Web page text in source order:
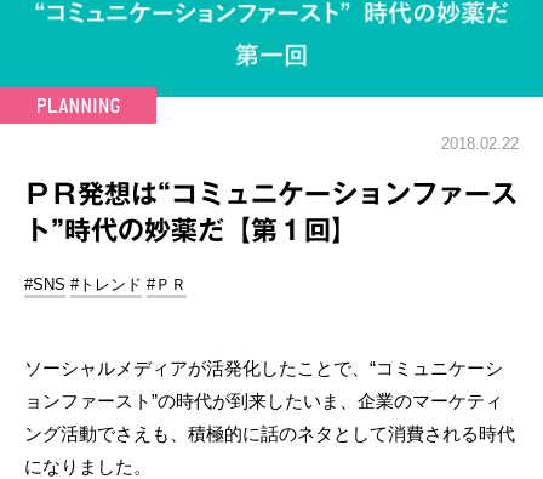
2018.02.22
ＰＲ発想は“コミュニケーションファース
ト”時代の妙薬だ【第１回】
#SNS #トレンド #ＰＲ
ソーシャルメディアが活発化したことで、“コミュニケーシ
ョンファースト”の時代が到来したいま、企業のマーケティ
ング活動でさえも、積極的に話のネタとして消費される時代
になりました。